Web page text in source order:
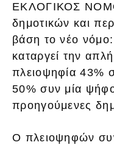
ΕΚΛΟΓΙΚΟΣ
δημοτικών και
βάση το νέο
καταργεί την
πλειοψηφία 43%
50% συν μία
προηγούμενες
Ο πλειοψηφών